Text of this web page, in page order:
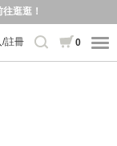
逛逛！
/註冊 0